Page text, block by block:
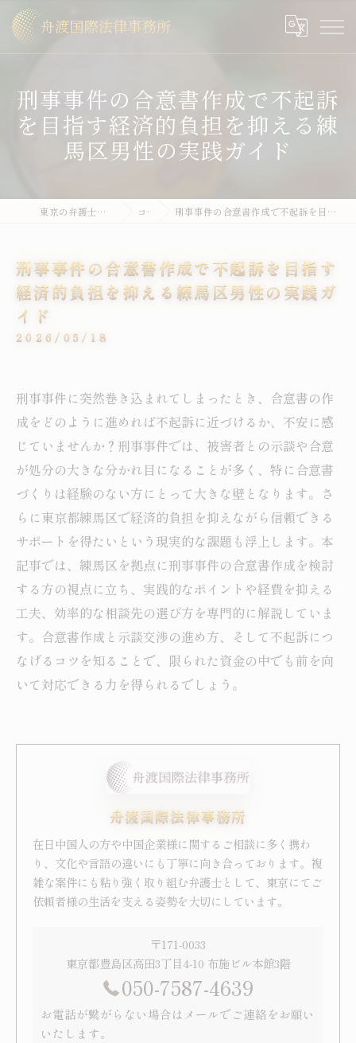
刑事事件の合意書作成で不起訴
を目指す経済的負担を抑える練
馬区男性の実践ガイド
東京の弁護士なら舟渡国際法律事務所 コラム 刑事事件の合意書作成で不起訴を目指す経済的負担を抑える練馬区男性の実践ガイド
刑事事件の合意書作成で不起訴を目指す
経済的負担を抑える練馬区男性の実践ガ
イド
2026/05/18
刑事事件に突然巻き込まれてしまったとき、合意書の作
成をどのように進めれば不起訴に近づけるか、不安に感
じていませんか？刑事事件では、被害者との示談や合意
が処分の大きな分かれ目になることが多く、特に合意書
づくりは経験のない方にとって大きな壁となります。さ
らに東京都練馬区で経済的負担を抑えながら信頼できる
サポートを得たいという現実的な課題も浮上します。本
記事では、練馬区を拠点に刑事事件の合意書作成を検討
する方の視点に立ち、実践的なポイントや経費を抑える
工夫、効率的な相談先の選び方を専門的に解説していま
す。合意書作成と示談交渉の進め方、そして不起訴につ
なげるコツを知ることで、限られた資金の中でも前を向
いて対応できる力を得られるでしょう。
舟渡国際法律事務所
在日中国人の方や中国企業様に関するご相談に多く携わ
り、文化や言語の違いにも丁寧に向き合っております。複
雑な案件にも粘り強く取り組む弁護士として、東京にてご
依頼者様の生活を支える姿勢を大切にしています。
〒171-0033
東京都豊島区高田3丁目4-10 布施ビル本館3階
050-7587-4639
お電話が繋がらない場合はメールでご連絡をお願い
いたします。